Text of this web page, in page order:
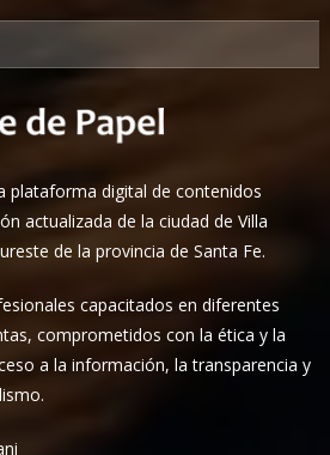
plataforma digital de contenidos
actualizada de la ciudad de Villa
de la provincia de Santa Fe.
capacitados en diferentes
comprometidos con la ética y la
a la información, la transparencia y